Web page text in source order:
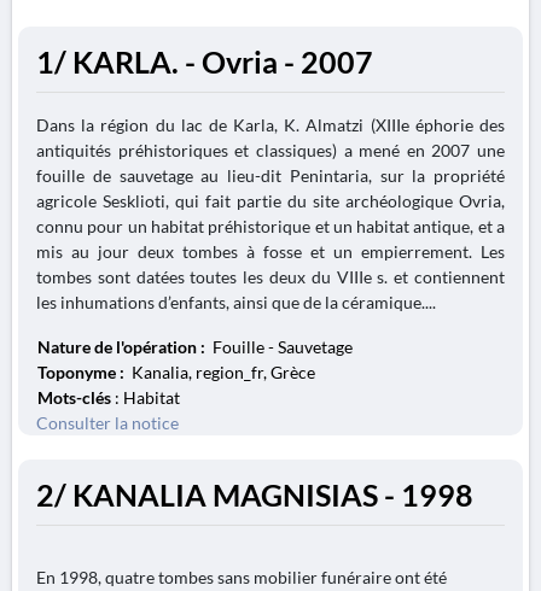
1/ KARLA. - Ovria - 2007
Dans la région du lac de Karla, K. Almatzi (XIIIe éphorie des
antiquités préhistoriques et classiques) a mené en 2007 une
fouille de sauvetage au lieu-dit Penintaria, sur la propriété
agricole Sesklioti, qui fait partie du site archéologique Ovria,
connu pour un habitat préhistorique et un habitat antique, et a
mis au jour deux tombes à fosse et un empierrement. Les
tombes sont datées toutes les deux du VIIIe s. et contiennent
les inhumations d’enfants, ainsi que de la céramique....
Nature de l'opération : Fouille - Sauvetage
Toponyme : Kanalia, region_fr, Grèce
Mots-clés : Habitat
Consulter la notice
2/ KANALIA MAGNISIAS - 1998
En 1998, quatre tombes sans mobilier funéraire ont été